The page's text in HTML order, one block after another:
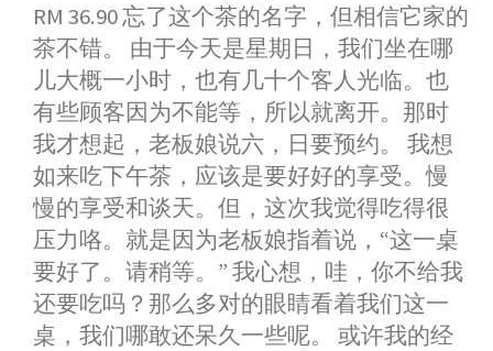
RM 36.90 忘了这个茶的名字，但相信它家的
茶不错。 由于今天是星期日，我们坐在哪
儿大概一小时，也有几十个客人光临。也
有些顾客因为不能等，所以就离开。那时
我才想起，老板娘说六，日要预约。 我想
如来吃下午茶，应该是要好好的享受。慢
慢的享受和谈天。但，这次我觉得吃得很
压力咯。就是因为老板娘指着说，“这一桌
要好了。请稍等。” 我心想，哇，你不给我
还要吃吗？那么多对的眼睛看着我们这一
桌，我们哪敢还呆久一些呢。 或许我的经